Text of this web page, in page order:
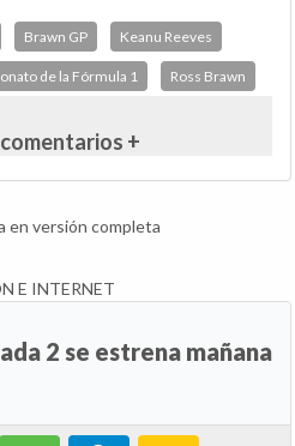
Brawn GP Keanu Reeves
de la Fórmula 1 Ross Brawn
+
en versión completa
E INTERNET
2 se estrena mañana